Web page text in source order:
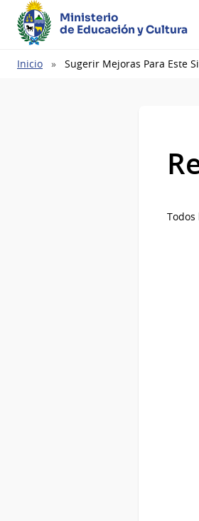
Ministerio
de Educación y Cultura
Ruta
Inicio Sugerir Mejoras Para Este